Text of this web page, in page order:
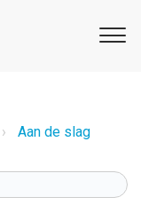
Aan de slag